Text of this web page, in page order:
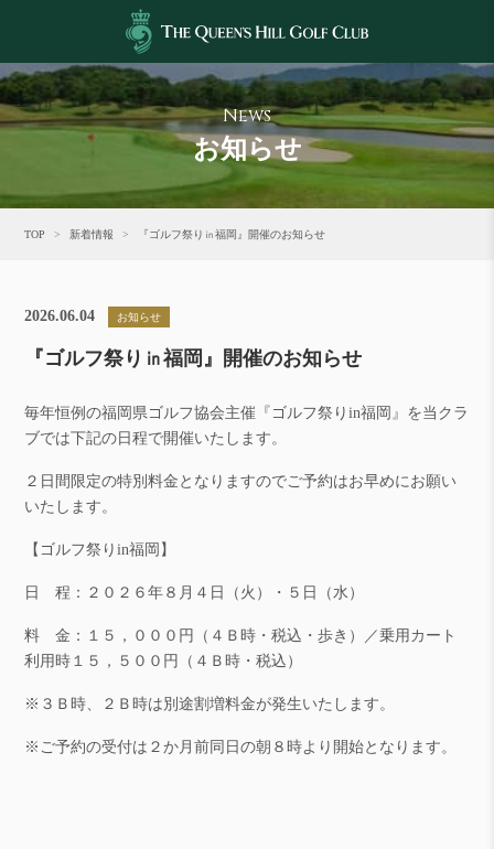
News
お知らせ
TOP 新着情報 『ゴルフ祭り㏌福岡』開催のお知らせ
2026.06.04 お知らせ
『ゴルフ祭り㏌福岡』開催のお知らせ
毎年恒例の福岡県ゴルフ協会主催『ゴルフ祭りin福岡』を当クラ
ブでは下記の日程で開催いたします。
２日間限定の特別料金となりますのでご予約はお早めにお願い
いたします。
【ゴルフ祭りin福岡】
日 程：２０２６年８月４日（火）・５日（水）
料 金：１５，０００円（４Ｂ時・税込・歩き）／乗用カート
利用時１５，５００円（４Ｂ時・税込）
※３Ｂ時、２Ｂ時は別途割増料金が発生いたします。
※ご予約の受付は２か月前同日の朝８時より開始となります。